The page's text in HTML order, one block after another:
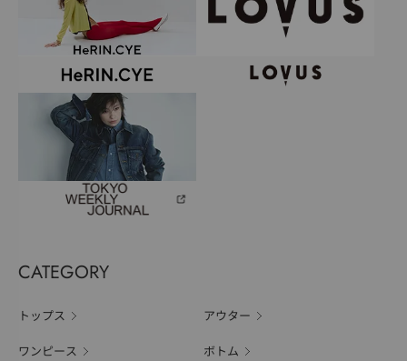
CATEGORY
トップス アウター
ワンピース ボトム